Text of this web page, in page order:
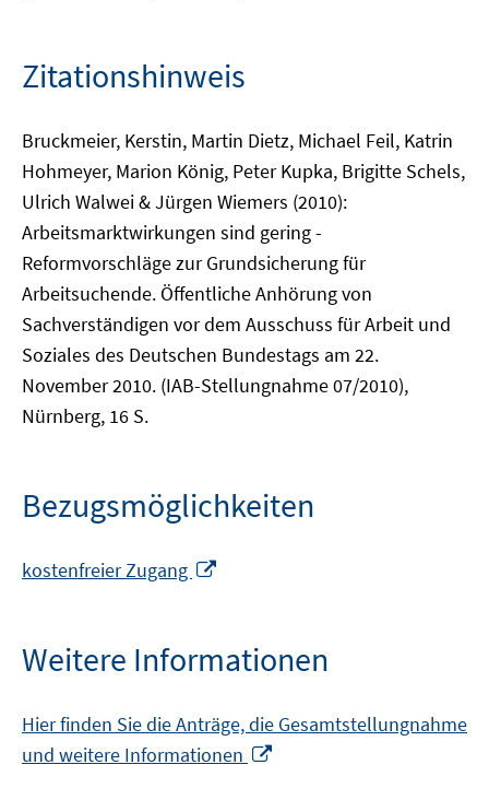
Zitationshinweis
Bruckmeier, Kerstin, Martin Dietz, Michael Feil, Katrin
Hohmeyer, Marion König, Peter Kupka, Brigitte Schels,
Ulrich Walwei & Jürgen Wiemers (2010):
Arbeitsmarktwirkungen sind gering -
Reformvorschläge zur Grundsicherung für
Arbeitsuchende. Öffentliche Anhörung von
Sachverständigen vor dem Ausschuss für Arbeit und
Soziales des Deutschen Bundestags am 22.
November 2010. (IAB-Stellungnahme 07/2010),
Nürnberg, 16 S.
Bezugsmöglichkeiten
kostenfreier Zugang
öffnen
Weitere Informationen
Hier finden Sie die Anträge, die Gesamtstellungnahme
und weitere Informationen